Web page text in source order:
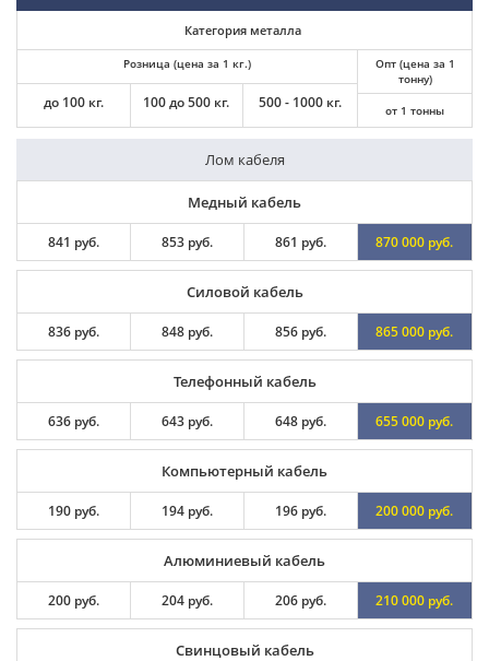
Категория металла
Розница (цена за 1 кг.)
до 100 кг. 100 до 500 кг. 500 - 1000 кг.
Опт (цена за 1
тонну)
от 1 тонны
Лом кабеля
Медный кабель
841 руб. 853 руб. 861 руб. 870 000 руб.
Силовой кабель
836 руб. 848 руб. 856 руб. 865 000 руб.
Телефонный кабель
636 руб. 643 руб. 648 руб. 655 000 руб.
Компьютерный кабель
190 руб. 194 руб. 196 руб. 200 000 руб.
Алюминиевый кабель
200 руб. 204 руб. 206 руб. 210 000 руб.
Свинцовый кабель